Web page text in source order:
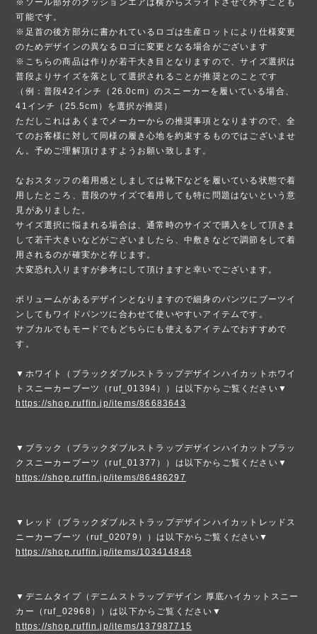
可能です。
※足首の後方部分に書かれているロゴは生産ロットにより仕様変更
のためデザインの異なるロゴに変更となる場合がございます
※こちらの商品は作りが若干大き目となりますので、サイズ選択は
普段よりサイズを落として選択されることが推奨とのことです
（例：普段42インチ（26.0cm）のスニーカーを履いている場合、
41インチ（25.5cm）を選択が推奨）
ただしこれはあくまでメーカーからの推奨事項となりますので、全
てのお客様に対して同様の履き心地を約束するものではございませ
ん。予めご理解頂けますようお願い致します。
なおスタッフの着用感としましては靴下などを履いている状態で着
用したところ、普段のサイズで着用しても特に問題はないという意
見がありました。
サイズ選択に悩まれる場合は、通常時のサイズで購入をして頂きま
して若干大きいなどがございましたら、中敷きなどで調節をして着
用されるのが確実かと存じます。
大変恐れ入りますが参考にして頂けますと幸いでございます。
ボリュームがあるデザインとなりますので細身のパンツにブーツイ
ンしてもワイドパンツに合わせて使いやすいアイテムです。
サブカルでもモードでもどちらにも使えるアイテムでおすすめで
す。
▼ホワイト（ブラックダブルストラップデザインハイカットホワイ
トスニーカーブーツ（ruf_01394））は以下からご覧ください▼
https://shop.ruffin.jp/items/86683643
▼ブラック（ブラックダブルストラップデザインハイカットブラッ
クスニーカーブーツ（ruf_01377））は以下からご覧ください▼
https://shop.ruffin.jp/items/86486297
▼レッド（ブラックダブルストラップデザインハイカットレッドス
ニーカーブーツ（ruf_02079））は以下からご覧ください▼
https://shop.ruffin.jp/items/103414848
▼デニムタイプ（デニムストラップデザイン 厚底ハイカットスニー
カー（ruf_02968））は以下からご覧ください▼
https://shop.ruffin.jp/items/137987715